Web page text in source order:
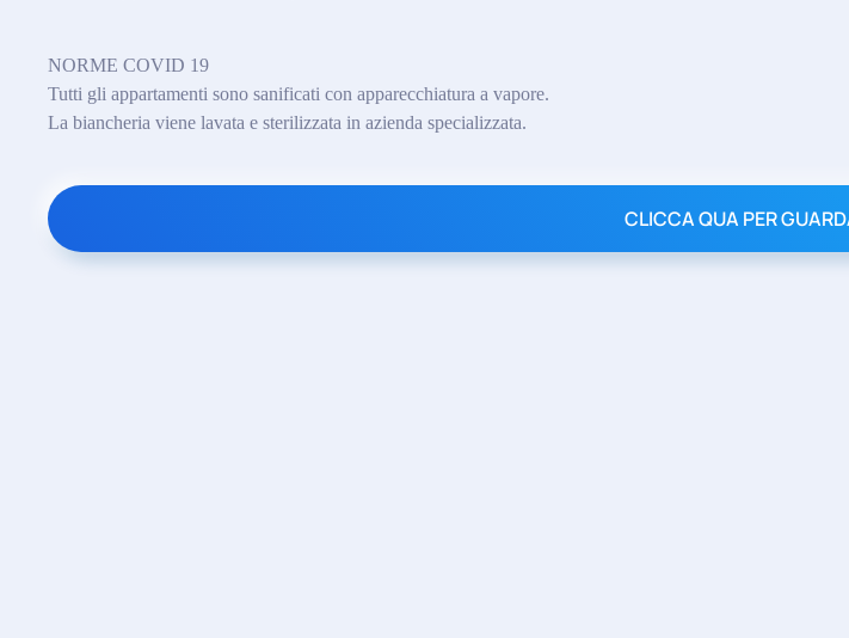
NORME COVID 19
Tutti gli appartamenti sono sanificati con apparecchiatura a vapore.
La biancheria viene lavata e sterilizzata in azienda specializzata.
CLICCA QUA PER